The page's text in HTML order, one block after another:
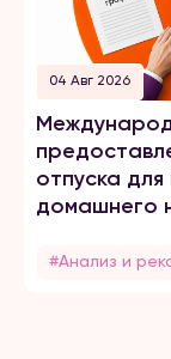
04 Авг 2026
отпуска
домашнего
#Анализ и